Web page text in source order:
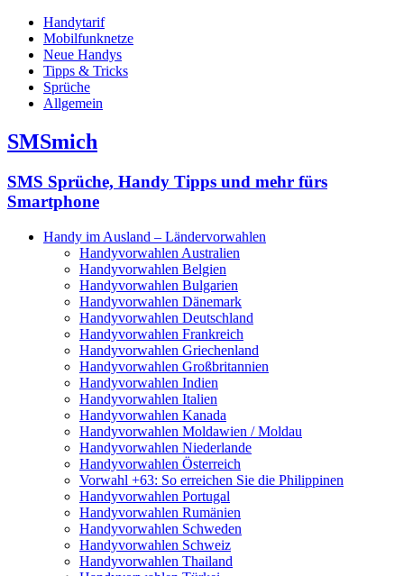
Handytarif
Mobilfunknetze
Neue Handys
Tipps & Tricks
Sprüche
Allgemein
SMSmich
SMS Sprüche, Handy Tipps und mehr fürs
Smartphone
Handy im Ausland – Ländervorwahlen
Handyvorwahlen Australien
Handyvorwahlen Belgien
Handyvorwahlen Bulgarien
Handyvorwahlen Dänemark
Handyvorwahlen Deutschland
Handyvorwahlen Frankreich
Handyvorwahlen Griechenland
Handyvorwahlen Großbritannien
Handyvorwahlen Indien
Handyvorwahlen Italien
Handyvorwahlen Kanada
Handyvorwahlen Moldawien / Moldau
Handyvorwahlen Niederlande
Handyvorwahlen Österreich
Vorwahl +63: So erreichen Sie die Philippinen
Handyvorwahlen Portugal
Handyvorwahlen Rumänien
Handyvorwahlen Schweden
Handyvorwahlen Schweiz
Handyvorwahlen Thailand